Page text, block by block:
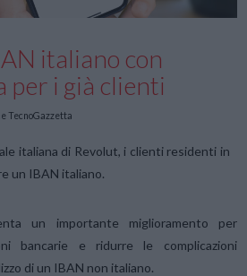
italiano con
per i già clienti
TecnoGazzetta
italiana di Revolut, i clienti residenti in
un IBAN italiano.
un importante miglioramento per
bancarie e ridurre le complicazioni
di un IBAN non italiano.